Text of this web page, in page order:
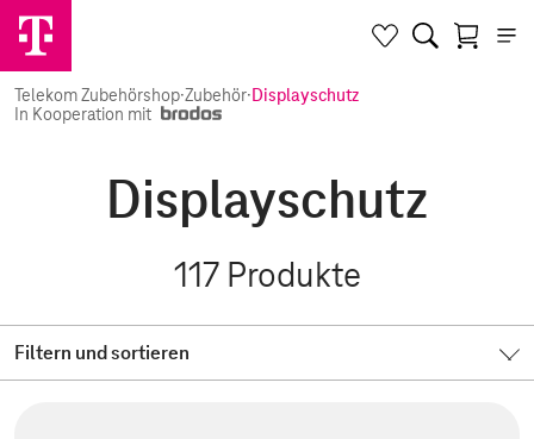
Telekom Zubehörshop·Zubehör·Displayschutz
In Kooperation mit
Displayschutz
117 Produkte
Filtern und sortieren